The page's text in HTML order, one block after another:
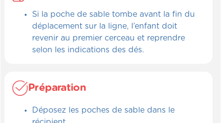
Si la poche de sable tombe avant la fin du
déplacement sur la ligne, l’enfant doit
revenir au premier cerceau et reprendre
selon les indications des dés.
Préparation
Déposez les poches de sable dans le